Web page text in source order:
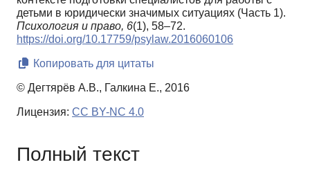
детьми в юридически значимых ситуациях (Часть 1).
Психология и право, 6(1), 58–72.
https://doi.org/10.17759/psylaw.2016060106
Копировать для цитаты
© Дегтярёв А.В., Галкина Е., 2016
Лицензия: CC BY-NC 4.0
Полный текст